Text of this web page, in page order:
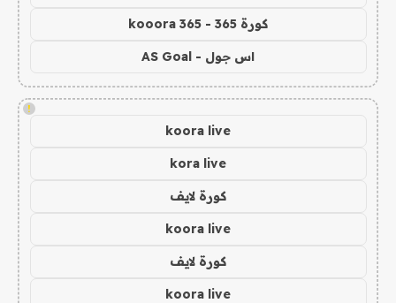
كورة 365 - kooora 365
اس جول - AS Goal
!
koora live
kora live
كورة لايف
koora live
كورة لايف
koora live